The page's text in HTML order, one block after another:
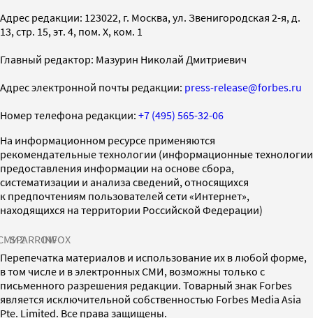
Адрес редакции: 123022, г. Москва, ул. Звенигородская 2-я, д.
13, стр. 15, эт. 4, пом. X, ком. 1
Главный редактор: Мазурин Николай Дмитриевич
Адрес электронной почты редакции: press-release@forbes.ru
Номер телефона редакции: +7 (495) 565-32-06
На информационном ресурсе применяются
рекомендательные технологии (информационные технологии
предоставления информации на основе сбора,
систематизации и анализа сведений, относящихся
к предпочтениям пользователей сети «Интернет»,
находящихся на территории Российской Федерации)
SPARROWINFOX
Перепечатка материалов и использование их в любой форме,
в том числе и в электронных СМИ, возможны только с
письменного разрешения редакции. Товарный знак Forbes
является исключительной собственностью Forbes Media Asia
Pte. Limited. Все права защищены.